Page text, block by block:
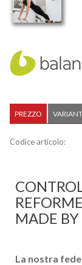
PREZZO
Codice articolo:
MADE
La nostra